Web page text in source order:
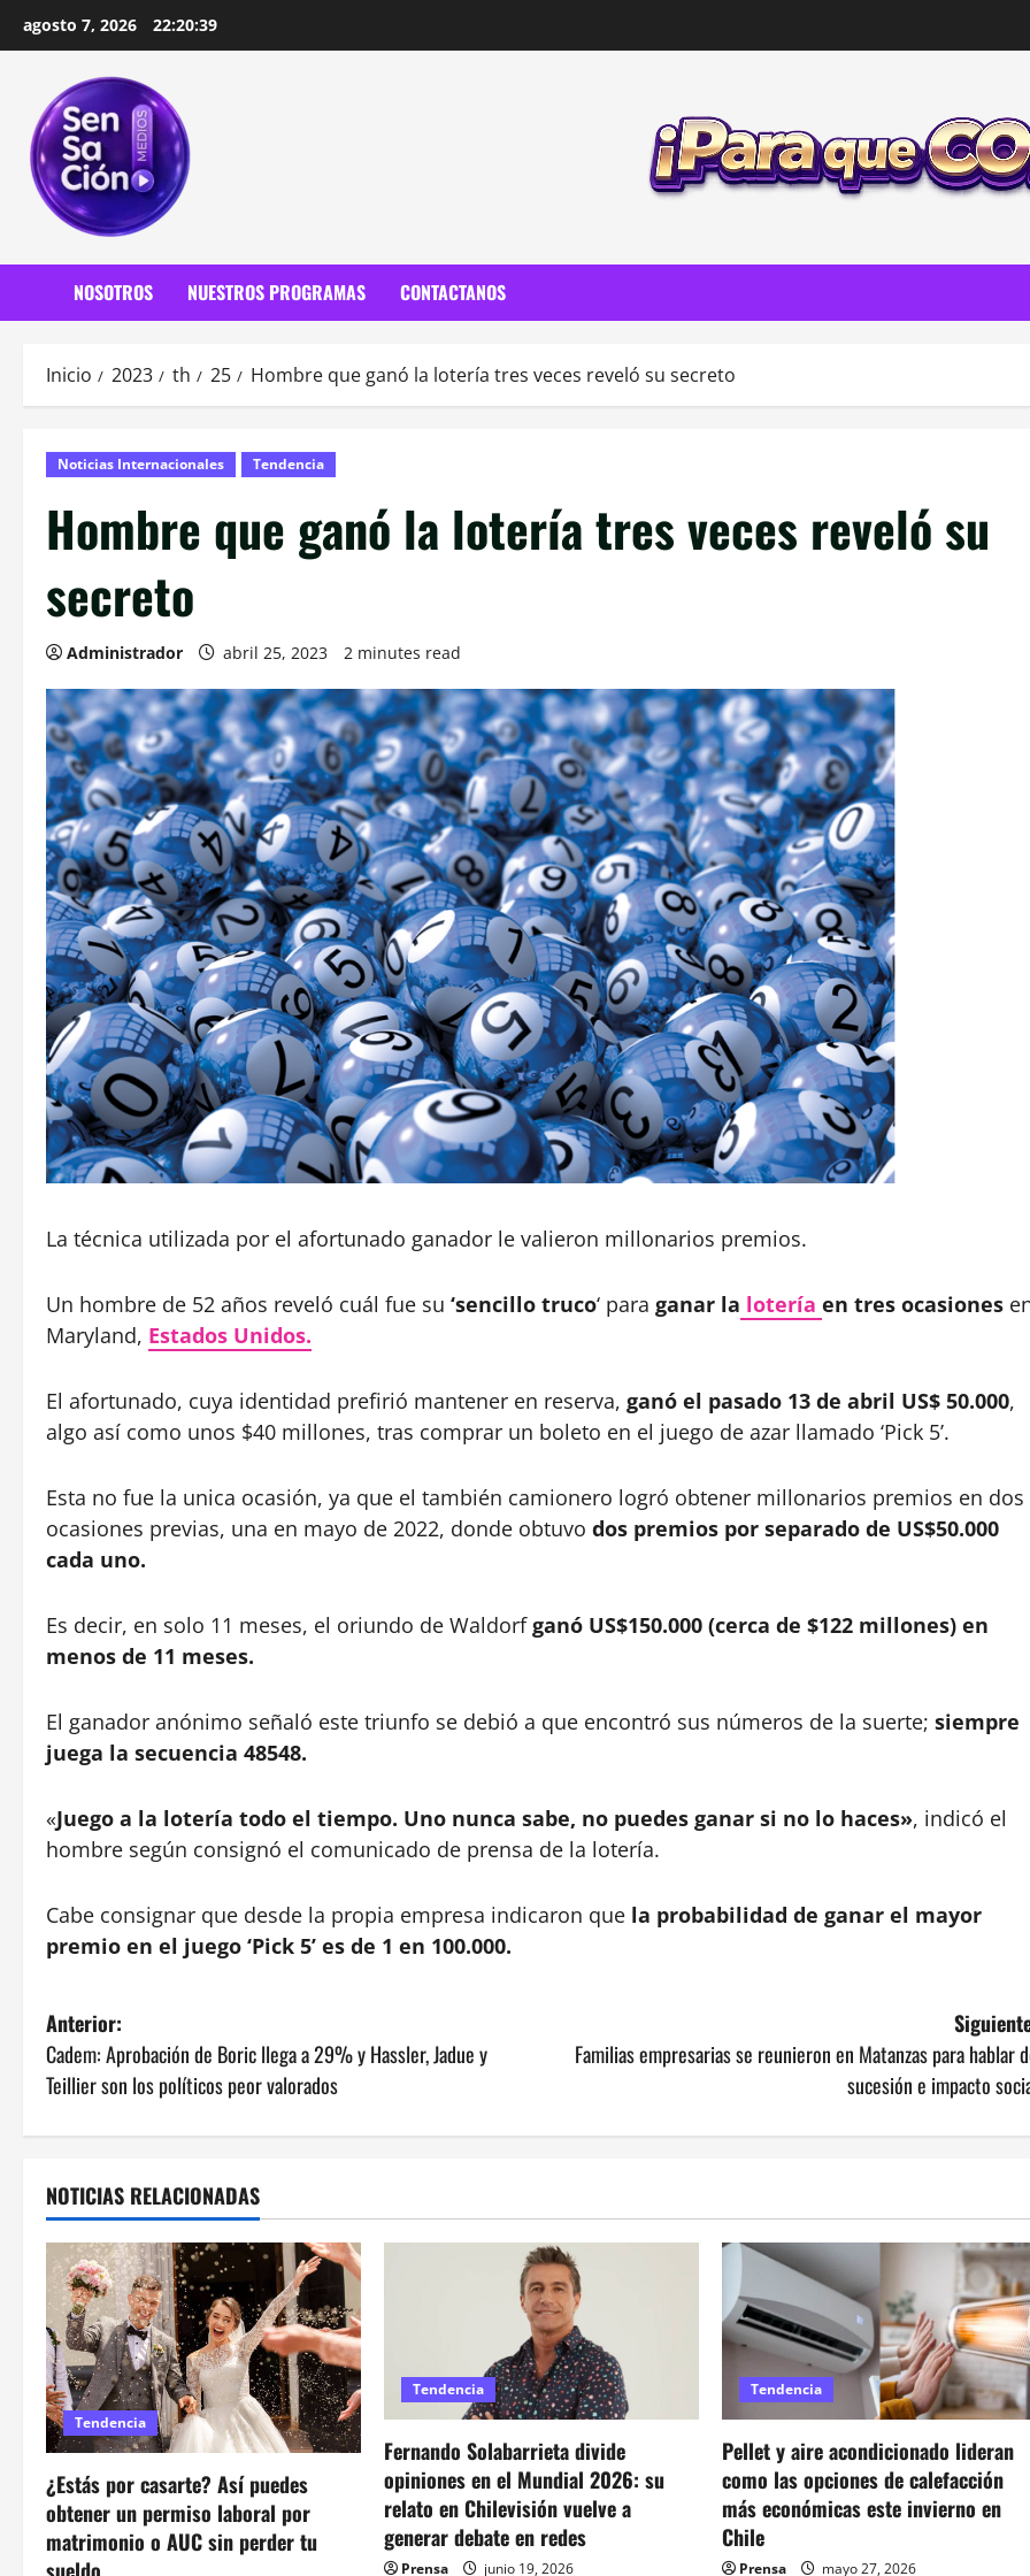
agosto 7, 2026 22:20:41
NOSOTROS NUESTROS PROGRAMAS CONTACTANOS
Inicio 2023 th 25 Hombre que ganó la lotería tres veces reveló su secreto
Noticias Internacionales Tendencia
Hombre que ganó la lotería tres veces reveló su
secreto
Administrador abril 25, 2023 2 minutes read
La técnica utilizada por el afortunado ganador le valieron millonarios premios.
Un hombre de 52 años reveló cuál fue su ‘sencillo truco‘ para ganar la lotería en tres ocasiones
Maryland, Estados Unidos.
El afortunado, cuya identidad prefirió mantener en reserva, ganó el pasado 13 de abril US$ 50.000,
algo así como unos $40 millones, tras comprar un boleto en el juego de azar llamado ‘Pick 5’.
Esta no fue la unica ocasión, ya que el también camionero logró obtener millonarios premios en dos
ocasiones previas, una en mayo de 2022, donde obtuvo dos premios por separado de US$50.000
cada uno.
Es decir, en solo 11 meses, el oriundo de Waldorfganó US$150.000 (cerca de $122 millones) en
menos de 11 meses.
El ganador anónimo señaló este triunfo se debió a que encontró sus números de la suerte; siempre
juega la secuencia 48548.
«Juego a la lotería todo el tiempo. Uno nunca sabe, no puedes ganar si no lo haces», indicó el
hombre según consignó el comunicado de prensa de la lotería.
Cabe consignar que desde la propia empresa indicaron que la probabilidad de ganar el mayor
premio en el juego ‘Pick 5’ es de 1 en 100.000.
N
a
v
e
g
a
c
i
ó
n
d
e
Anterior:
Cadem: Aprobación de Boric llega a 29% y Hassler, Jadue y
Teillier son los políticos peor valorados
Familias empresarias se reunieron en Matanzas para hablar
sucesión e impacto
NOTICIAS RELACIONADAS
Tendencia
¿Estás por casarte? Así puedes
obtener un permiso laboral por
matrimonio o AUC sin perder tu
Tendencia
Fernando Solabarrieta divide
opiniones en el Mundial 2026: su
relato en Chilevisión vuelve a
generar debate en redes
Prensa junio 19, 2026
Tendencia
Pellet y aire acondicionado lideran
como las opciones de calefacción
más económicas este invierno en
Chile
Prensa mayo 27, 2026